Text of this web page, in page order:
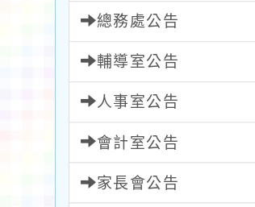
總務處公告
輔導室公告
人事室公告
會計室公告
家長會公告